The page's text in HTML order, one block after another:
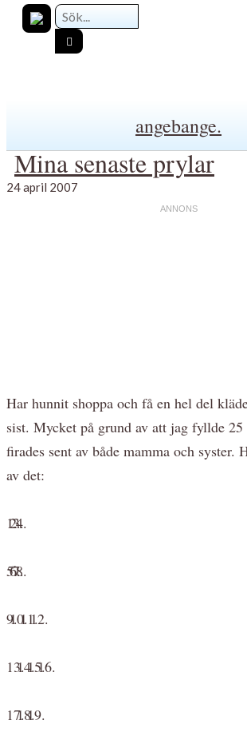
angebange.
Mina senaste prylar
24 april 2007
Har hunnit shoppa och få en hel del
sist. Mycket på grund av att jag fyllde
firades sent av både mamma och syster.
av det:
1.
2.
3.
4.
5.
6.
7.
8.
9.
10.
11.
12.
13.
14.
15.
16.
17.
18.
19.